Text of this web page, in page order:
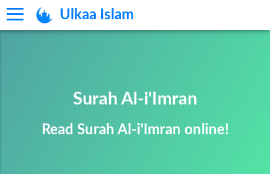
Ulkaa Islam
Surah Al-i'Imran
Read Surah Al-i'Imran online!